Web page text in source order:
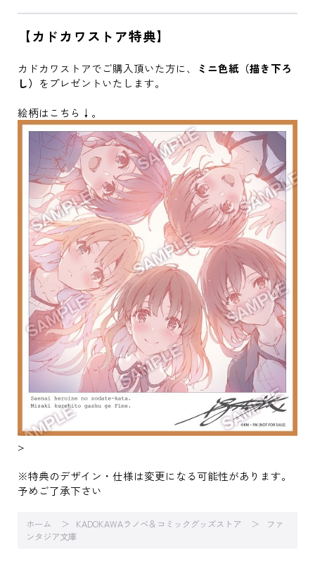
【カドカワストア特典】
カドカワストアでご購入頂いた方に、
ミニ色紙（描き下ろ
し） をプレゼントいたします。
絵柄はこちら↓。
>
※特典のデザイン・仕様は変更になる可能性があります。
予めご了承下さい
ホーム KADOKAWAラノベ＆コミックグッズストア
ファ
ンタジア文庫